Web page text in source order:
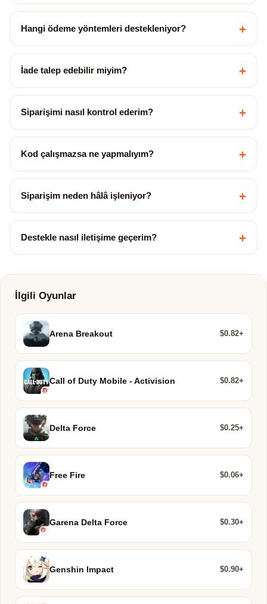
Hangi ödeme yöntemleri destekleniyor? +
İade talep edebilir miyim? +
Siparişimi nasıl kontrol ederim? +
Kod çalışmazsa ne yapmalıyım? +
Siparişim neden hâlâ işleniyor? +
Destekle nasıl iletişime geçerim? +
İlgili Oyunlar
Arena Breakout $0.82+
Call of Duty Mobile - Activision $0.82+
Delta Force $0.25+
Free Fire $0.06+
Garena Delta Force $0.30+
Genshin Impact $0.90+